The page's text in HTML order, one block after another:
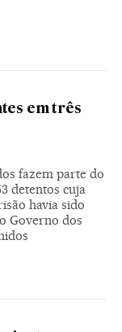
em três
fazem parte do
detentos cuja
havia sido
Governo dos